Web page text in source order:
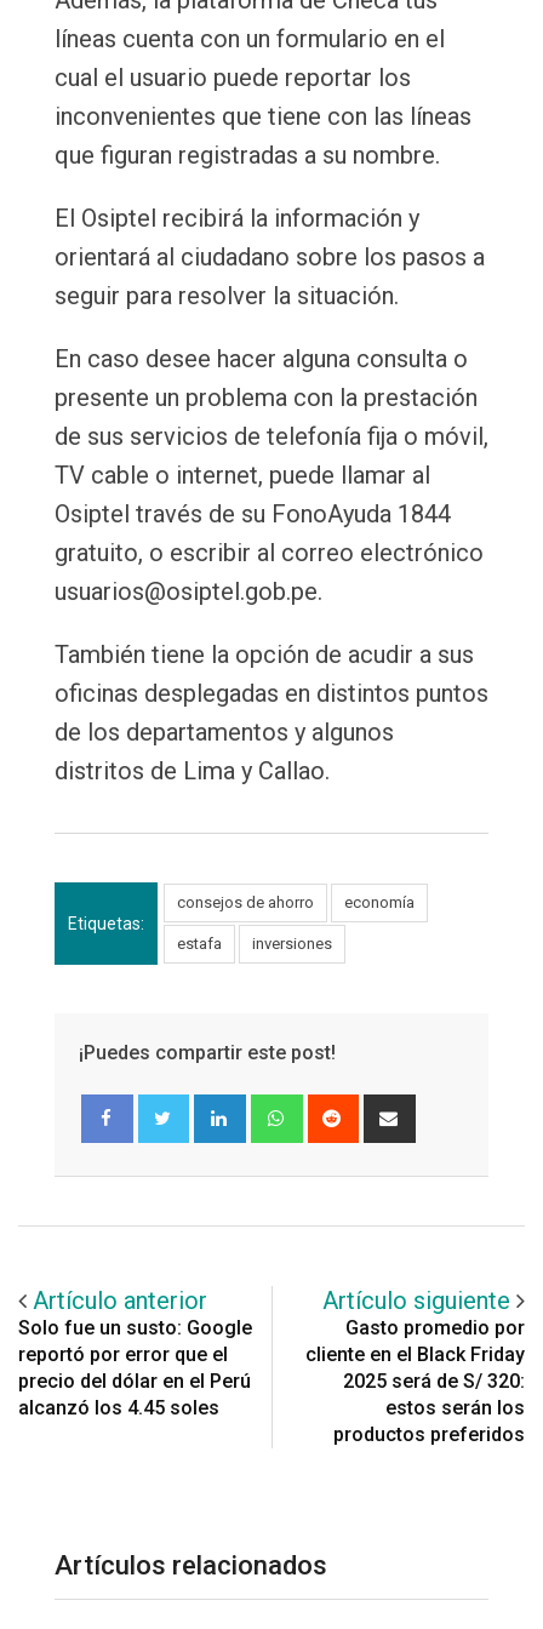
líneas cuenta con un formulario en el
cual el usuario puede reportar los
inconvenientes que tiene con las líneas
que figuran registradas a su nombre.
El Osiptel recibirá la información y
orientará al ciudadano sobre los pasos a
seguir para resolver la situación.
En caso desee hacer alguna consulta o
presente un problema con la prestación
de sus servicios de telefonía fija o móvil,
TV cable o internet, puede llamar al
Osiptel través de su FonoAyuda 1844
gratuito, o escribir al correo electrónico
usuarios@osiptel.gob.pe.
También tiene la opción de acudir a sus
oficinas desplegadas en distintos puntos
de los departamentos y algunos
distritos de Lima y Callao.
Etiquetas:
consejos de ahorro economía
estafa inversiones
¡Puedes compartir este post!
LinkedInWhatsapp
Reddit
via
Artículo anterior
Solo fue un susto: Google
reportó por error que el
precio del dólar en el Perú
alcanzó los 4.45 soles
Artículo siguiente
Gasto promedio por
cliente en el Black Friday
2025 será de S/ 320:
estos serán los
productos preferidos
Artículos relacionados